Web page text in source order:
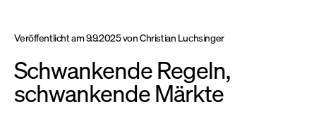
Veröffentlicht am9.9.2025vonChristian Luchsinger
Schwankende Regeln,
schwankende Märkte